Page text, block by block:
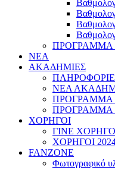
ΠΡΟΓΡΑΜΜΑ
ΝΕΑ
ΑΚΑΔΗΜΙΕΣ
ΝΕΑ
ΠΡΟΓΡΑΜΜΑ
ΠΡΟΓΡΑΜΜΑ
ΧΟΡΗΓΟΙ
ΓΙΝΕ
ΧΟΡΗΓΟΙ
FANZONE
Φωτογραφικό